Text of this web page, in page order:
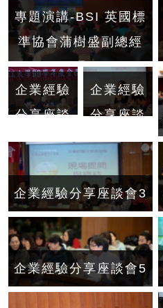
專題演講-BSI 英國標
準協會蒲樹盛副總經
理
企業經驗
分享座談
會
企業經驗
分享座談
會1
企業經驗分享座談會3
企業經驗分享座談會5